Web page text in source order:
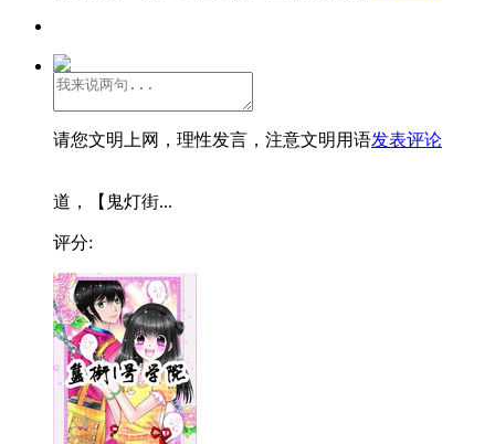
请您文明上网，理性发言，注意文明用语发表评论
道，【鬼灯街...
评分: